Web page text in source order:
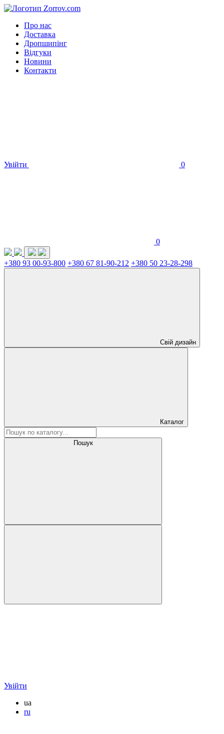
Про нас
Доставка
Дропшипінг
Відгуки
Новини
Контакти
Увійти 0
0
+380 93 00-93-800 +380 67 81-90-212 +380 50 23-28-298
Свій дизайн
Каталог
Пошук
Увійти
ua
ru